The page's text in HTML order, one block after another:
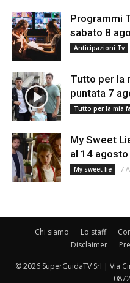
Programmi
sabato 8
Anticipazioni Tv
Tutto per la
puntata 7
Tutto per la mia
My Sweet
al 14 agosto
My sweet lie 7
Chi siamo Lo staff
Disclaimer
© 2026 SuperGuidaTV Srl | Via